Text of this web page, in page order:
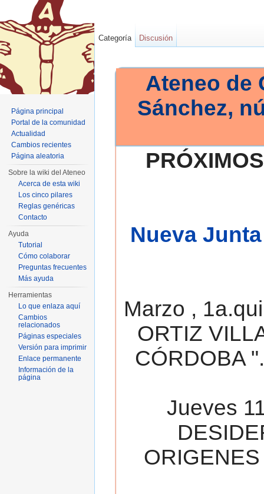
Ateneo de
Sánchez,
Nueva
Marzo ,
ORTIZ
CÓRDOBA
Jueves
Categoría Discusión
Página principal
Portal de la comunidad
Actualidad
Cambios recientes
Página aleatoria
Sobre la wiki del Ateneo
Acerca de esta wiki
Los cinco pilares
Reglas genéricas
Contacto
Ayuda
Tutorial
Cómo colaborar
Preguntas frecuentes
Más ayuda
Herramientas
Lo que enlaza aquí
Cambios
relacionados
Páginas especiales
Versión para imprimir
Enlace permanente
Información de la
página